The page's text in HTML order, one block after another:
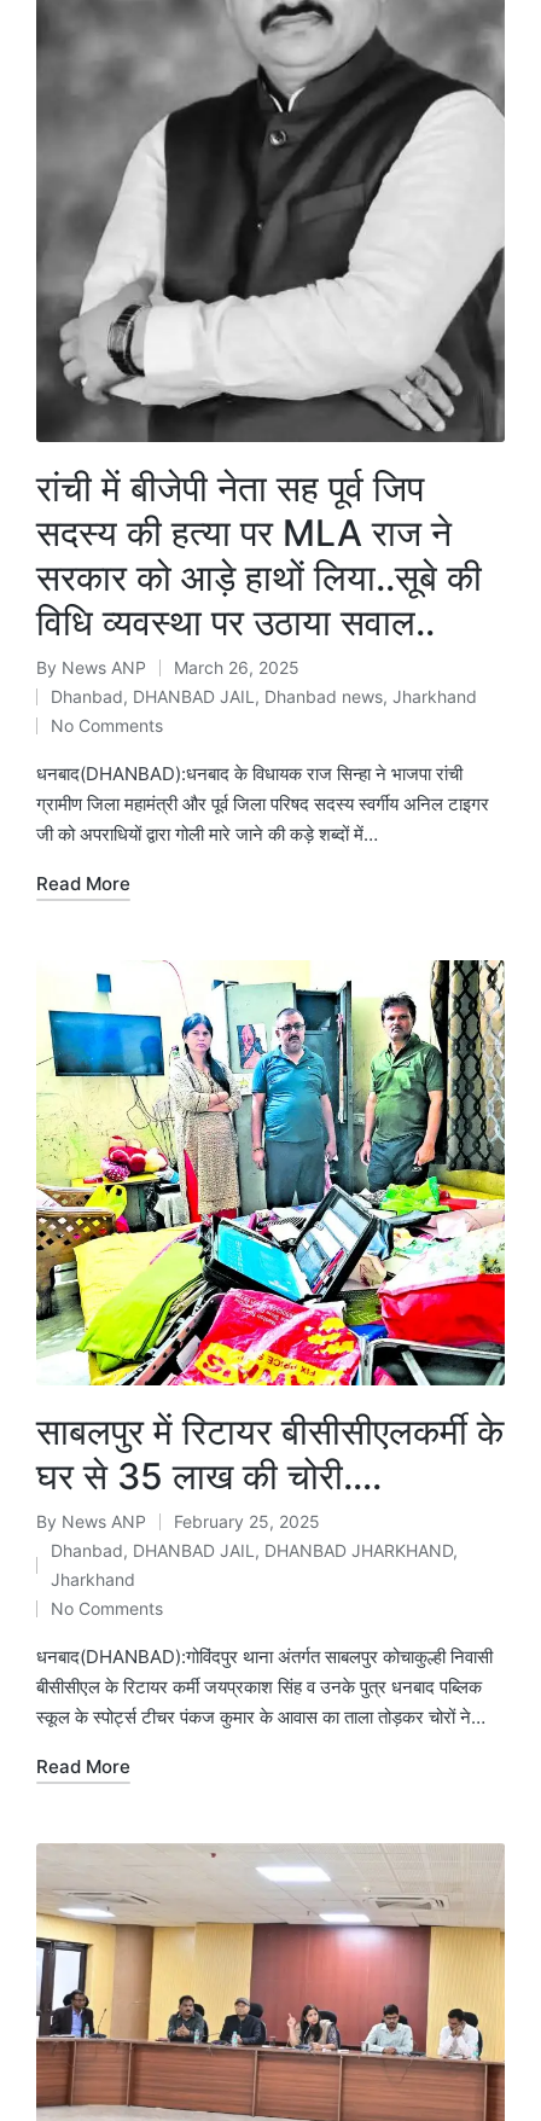
रांची में बीजेपी नेता सह पूर्व जिप
सदस्य की हत्या पर MLA राज ने
सरकार को आड़े हाथों लिया..सूबे की
विधि व्यवस्था पर उठाया सवाल..
Posted
by
By News ANP March 26, 2025
Posted
in
Dhanbad, DHANBAD JAIL , Dhanbad news, Jharkhand
No Comments
धनबाद(DHANBAD):धनबाद के विधायक राज सिन्हा ने भाजपा रांची
ग्रामीण जिला महामंत्री और पूर्व जिला परिषद सदस्य स्वर्गीय अनिल टाइगर
जी को अपराधियों द्वारा गोली मारे जाने की कड़े शब्दों में…
Read More
साबलपुर में रिटायर बीसीसीएलकर्मी के
घर से 35 लाख की चोरी….
Posted
by
By News ANP February 25, 2025
Posted
in
Dhanbad, DHANBAD JAIL , DHANBAD JHARKHAND,
Jharkhand
No Comments
धनबाद(DHANBAD):गोविंदपुर थाना अंतर्गत साबलपुर कोचाकुल्ही निवासी
बीसीसीएल के रिटायर कर्मी जयप्रकाश सिंह व उनके पुत्र धनबाद पब्लिक
स्कूल के स्पोर्ट्स टीचर पंकज कुमार के आवास का ताला तोड़कर चोरों ने…
Read More